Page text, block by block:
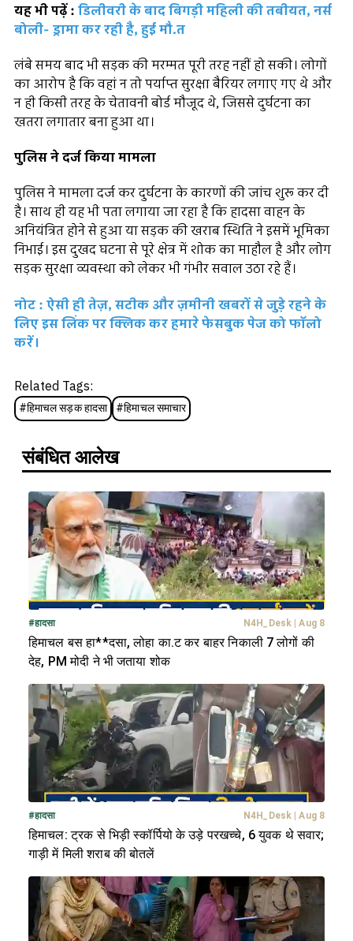
यह भी पढ़ें : डिलीवरी के बाद बिगड़ी महिली की तबीयत, नर्स
बोली- ड्रामा कर रही है, हुई मौ.त
लंबे समय बाद भी सड़क की मरम्मत पूरी तरह नहीं हो सकी। लोगों
का आरोप है कि वहां न तो पर्याप्त सुरक्षा बैरियर लगाए गए थे और
न ही किसी तरह के चेतावनी बोर्ड मौजूद थे, जिससे दुर्घटना का
खतरा लगातार बना हुआ था।
पुलिस ने दर्ज किया मामला
पुलिस ने मामला दर्ज कर दुर्घटना के कारणों की जांच शुरू कर दी
है। साथ ही यह भी पता लगाया जा रहा है कि हादसा वाहन के
अनियंत्रित होने से हुआ या सड़क की खराब स्थिति ने इसमें भूमिका
निभाई। इस दुखद घटना से पूरे क्षेत्र में शोक का माहौल है और लोग
सड़क सुरक्षा व्यवस्था को लेकर भी गंभीर सवाल उठा रहे हैं।
नोट : ऐसी ही तेज़, सटीक और ज़मीनी खबरों से जुड़े रहने के
लिए इस लिंक पर क्लिक कर हमारे फेसबुक पेज को फॉलो
करें।
Related Tags:
#हिमाचल सड़क हादसा #हिमाचल समाचार
संबंधित आलेख
#हादसा N4H_Desk Aug 8
हिमाचल बस हा**दसा, लोहा का.ट कर बाहर निकाली 7 लोगों की
देह, PM मोदी ने भी जताया शोक
#हादसा N4H_Desk Aug 8
हिमाचल: ट्रक से भिड़ी स्कॉर्पियो के उड़े परखच्चे, 6 युवक थे सवार;
गाड़ी में मिली शराब की बोतलें